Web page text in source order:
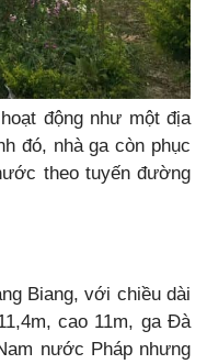
động như một địa
đó, nhà ga còn phục
theo tuyến đường
Biang, với chiều dài
cao 11m, ga Đà
nước Pháp nhưng